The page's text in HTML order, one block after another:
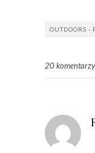
OUTDOORS -
20 komentarzy